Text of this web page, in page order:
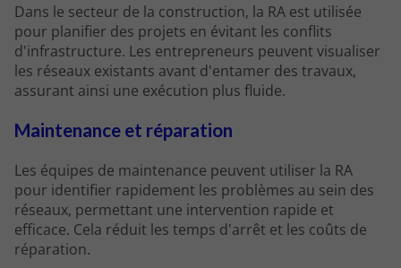
Dans le secteur de la construction, la RA est utilisée
pour planifier des projets en évitant les conflits
d'infrastructure. Les entrepreneurs peuvent visualiser
les réseaux existants avant d'entamer des travaux,
assurant ainsi une exécution plus fluide.
Maintenance et réparation
Les équipes de maintenance peuvent utiliser la RA
pour identifier rapidement les problèmes au sein des
réseaux, permettant une intervention rapide et
efficace. Cela réduit les temps d'arrêt et les coûts de
réparation.